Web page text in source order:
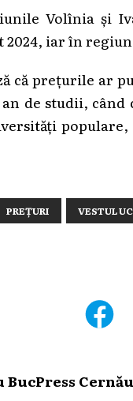
Volînia și
iar în
că prețurile ar
de studii, când
PREȚURI VESTUL
BucPress